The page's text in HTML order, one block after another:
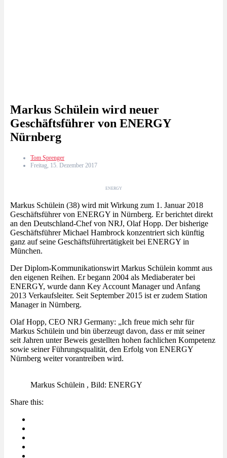
Markus Schülein wird neuer
Geschäftsführer von ENERGY
Nürnberg
Tom Sprenger
Freitag, 15. Dezember 2017
ENERGY
Markus Schülein (38) wird mit Wirkung zum 1. Januar 2018
Geschäftsführer von ENERGY in Nürnberg. Er berichtet direkt
an den Deutschland-Chef von NRJ, Olaf Hopp. Der bisherige
Geschäftsführer Michael Hambrock konzentriert sich künftig
ganz auf seine Geschäftsführertätigkeit bei ENERGY in
München.
Der Diplom-Kommunikationswirt Markus Schülein kommt aus
den eigenen Reihen. Er begann 2004 als Mediaberater bei
ENERGY, wurde dann Key Account Manager und Anfang
2013 Verkaufsleiter. Seit September 2015 ist er zudem Station
Manager in Nürnberg.
Olaf Hopp, CEO NRJ Germany: „Ich freue mich sehr für
Markus Schülein und bin überzeugt davon, dass er mit seiner
seit Jahren unter Beweis gestellten hohen fachlichen Kompetenz
sowie seiner Führungsqualität, den Erfolg von ENERGY
Nürnberg weiter vorantreiben wird.
Markus Schülein , Bild: ENERGY
Share this: